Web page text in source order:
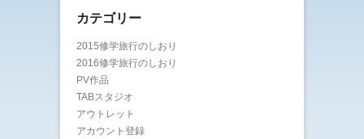
カテゴリー
2015修学旅行のしおり
2016修学旅行のしおり
PV作品
TABスタジオ
アウトレット
アカウント登録